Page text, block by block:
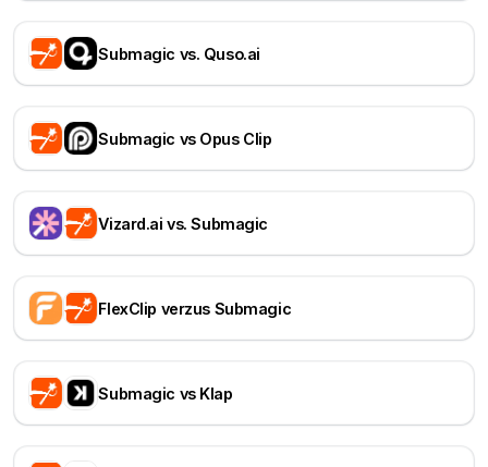
Submagic vs. Quso.ai
Submagic vs Opus Clip
Vizard.ai vs. Submagic
FlexClip verzus Submagic
Submagic vs Klap